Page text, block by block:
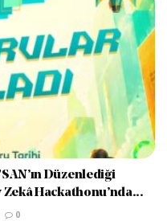
Düzenlediği
Zekâ Hackathonu’nda...
0